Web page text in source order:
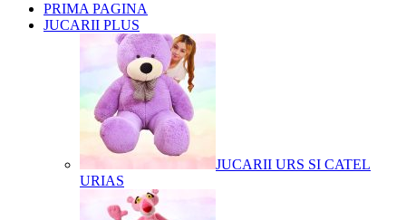
PRIMA PAGINA
JUCARII PLUS
JUCARII URS SI CATEL
URIAS